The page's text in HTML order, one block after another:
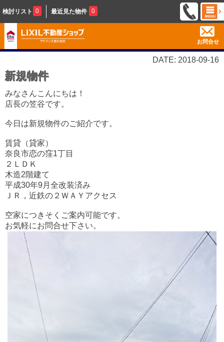
検討リスト 0 最近見た物件 0
お問合せ
DATE: 2018-09-16
新規物件
みなさんこんにちは！
店長の笠谷です。
今日は新規物件のご紹介です。
賃貸（貸家）
奈良市恋の窪1丁目
２ＬＤＫ
木造2階建て
平成30年9月全改装済み
ＪＲ，近鉄の２ＷＡＹアクセス
空家につきそくご案内可能です。
お気軽にお問合せ下さい。